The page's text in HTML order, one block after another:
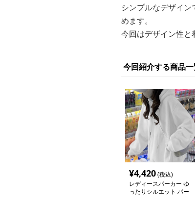
シンプルなデザイ
めます。
今回はデザイン性と
今回紹介する商品
¥4,420(税込)
レディースパーカー ゆ
ったりシルエット パー